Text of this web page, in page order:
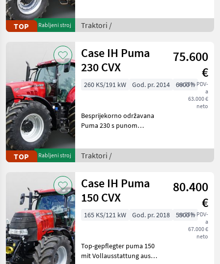
TOP Rabljeni stroj
am eigenen Betrieb
gelaufen. Durchgehend
aufbereitet
Traktori /
TOP Rabljeni stroj
Case IH Puma
230 CVX
75.600
€
sa 20% PDV-
a
63.000 €
neto
260 KS/191 kW God. pr. 2014 6600 h
Besprijekorno održavana
Puma 230 s punom
strane izvođača radova –
korištena samo na
Redov
Traktori /
Case IH Puma
150 CVX
80.400
€
sa 20% PDV-
a
67.000 €
neto
165 KS/121 kW God. pr. 2018 5500 h
Top-gepflegter puma 150
mit Vollausstattung aus